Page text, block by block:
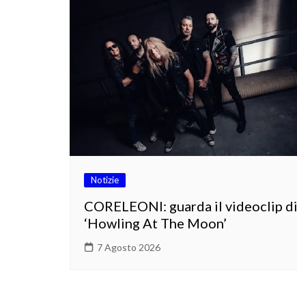
Notizie
CORELEONI: guarda il videoclip di
‘Howling At The Moon’
7 Agosto 2026